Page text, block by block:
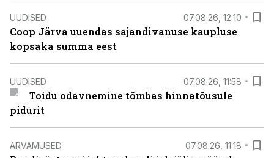
UUDISED 07.08.26, 12:10
Coop Järva uuendas sajandivanuse kaupluse
kopsaka summa eest
UUDISED 07.08.26, 11:58
Toidu odavnemine tõmbas hinnatõusule
pidurit
ARVAMUSED 07.08.26, 11:18